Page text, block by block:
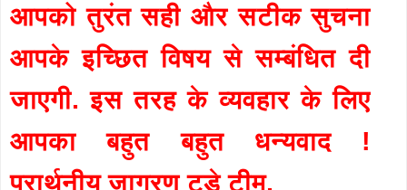
आपको तुरंत सही और सटीक सुचना
आपके इच्छित विषय से सम्बंधित दी
जाएगी. इस तरह के व्यवहार के लिए
आपका बहुत बहुत धन्यवाद !
प्रार्थनीय जागरण टुडे टीम.